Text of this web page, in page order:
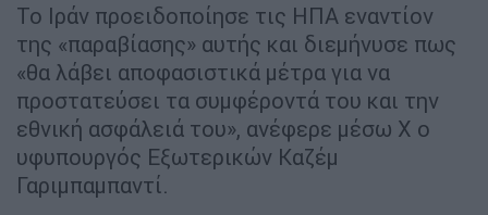
Το Ιράν προειδοποίησε τις ΗΠΑ εναντίον
της «παραβίασης» αυτής και διεμήνυσε πως
«θα λάβει αποφασιστικά μέτρα για να
προστατεύσει τα συμφέροντά του και την
εθνική ασφάλειά του», ανέφερε μέσω X ο
υφυπουργός Εξωτερικών Καζέμ
Γαριμπαμπαντί.